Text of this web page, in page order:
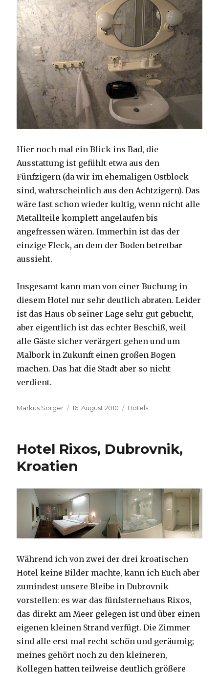
Hier noch mal ein Blick ins Bad, die
Ausstattung ist gefühlt etwa aus den
Fünfzigern (da wir im ehemaligen Ostblock
sind, wahrscheinlich aus den Achtzigern). Das
wäre fast schon wieder kultig, wenn nicht alle
Metallteile komplett angelaufen bis
angefressen wären. Immerhin ist das der
einzige Fleck, an dem der Boden betretbar
aussieht.
Insgesamt kann man von einer Buchung in
diesem Hotel nur sehr deutlich abraten. Leider
ist das Haus ob seiner Lage sehr gut gebucht,
aber eigentlich ist das echter Beschiß, weil
alle Gäste sicher verärgert gehen und um
Malbork in Zukunft einen großen Bogen
machen. Das hat die Stadt aber so nicht
verdient.
Autor
Markus Sorger
Veröffentlicht
16. August 2010 Kategorien
Hotels
Hotel Rixos, Dubrovnik,
Kroatien
Während ich von zwei der drei kroatischen
Hotel keine Bilder machte, kann ich Euch aber
zumindest unsere Bleibe in Dubrovnik
vorstellen: es war das fünfsternehaus Rixos,
das direkt am Meer gelegen ist und über einen
eigenen kleinen Strand verfügt. Die Zimmer
sind alle erst mal recht schön und geräumig;
meines gehört noch zu den kleineren,
Kollegen hatten teilweise deutlich größere